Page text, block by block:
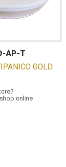
AP-T
GOLD
online